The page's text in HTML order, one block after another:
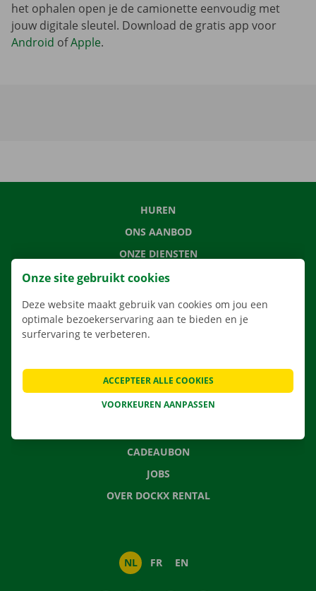
het ophalen open je de camionette eenvoudig met
jouw digitale sleutel. Download de gratis app voor
Android ofApple.
HUREN
ONS AANBOD
ONZE DIENSTEN
LOCATIES
APP
VERHUISOPLOSSINGEN
CONTACTEER ONS
VEELGESTELDE VRAGEN
CADEAUBON
JOBS
OVER DOCKX RENTAL
NL FR EN
Onze site gebruikt cookies
Deze website maakt gebruik van cookies om jou een
optimale bezoekerservaring aan te bieden en je
surfervaring te verbeteren.
VOORKEUREN AANPASSEN
ACCEPTEER ALLE COOKIES